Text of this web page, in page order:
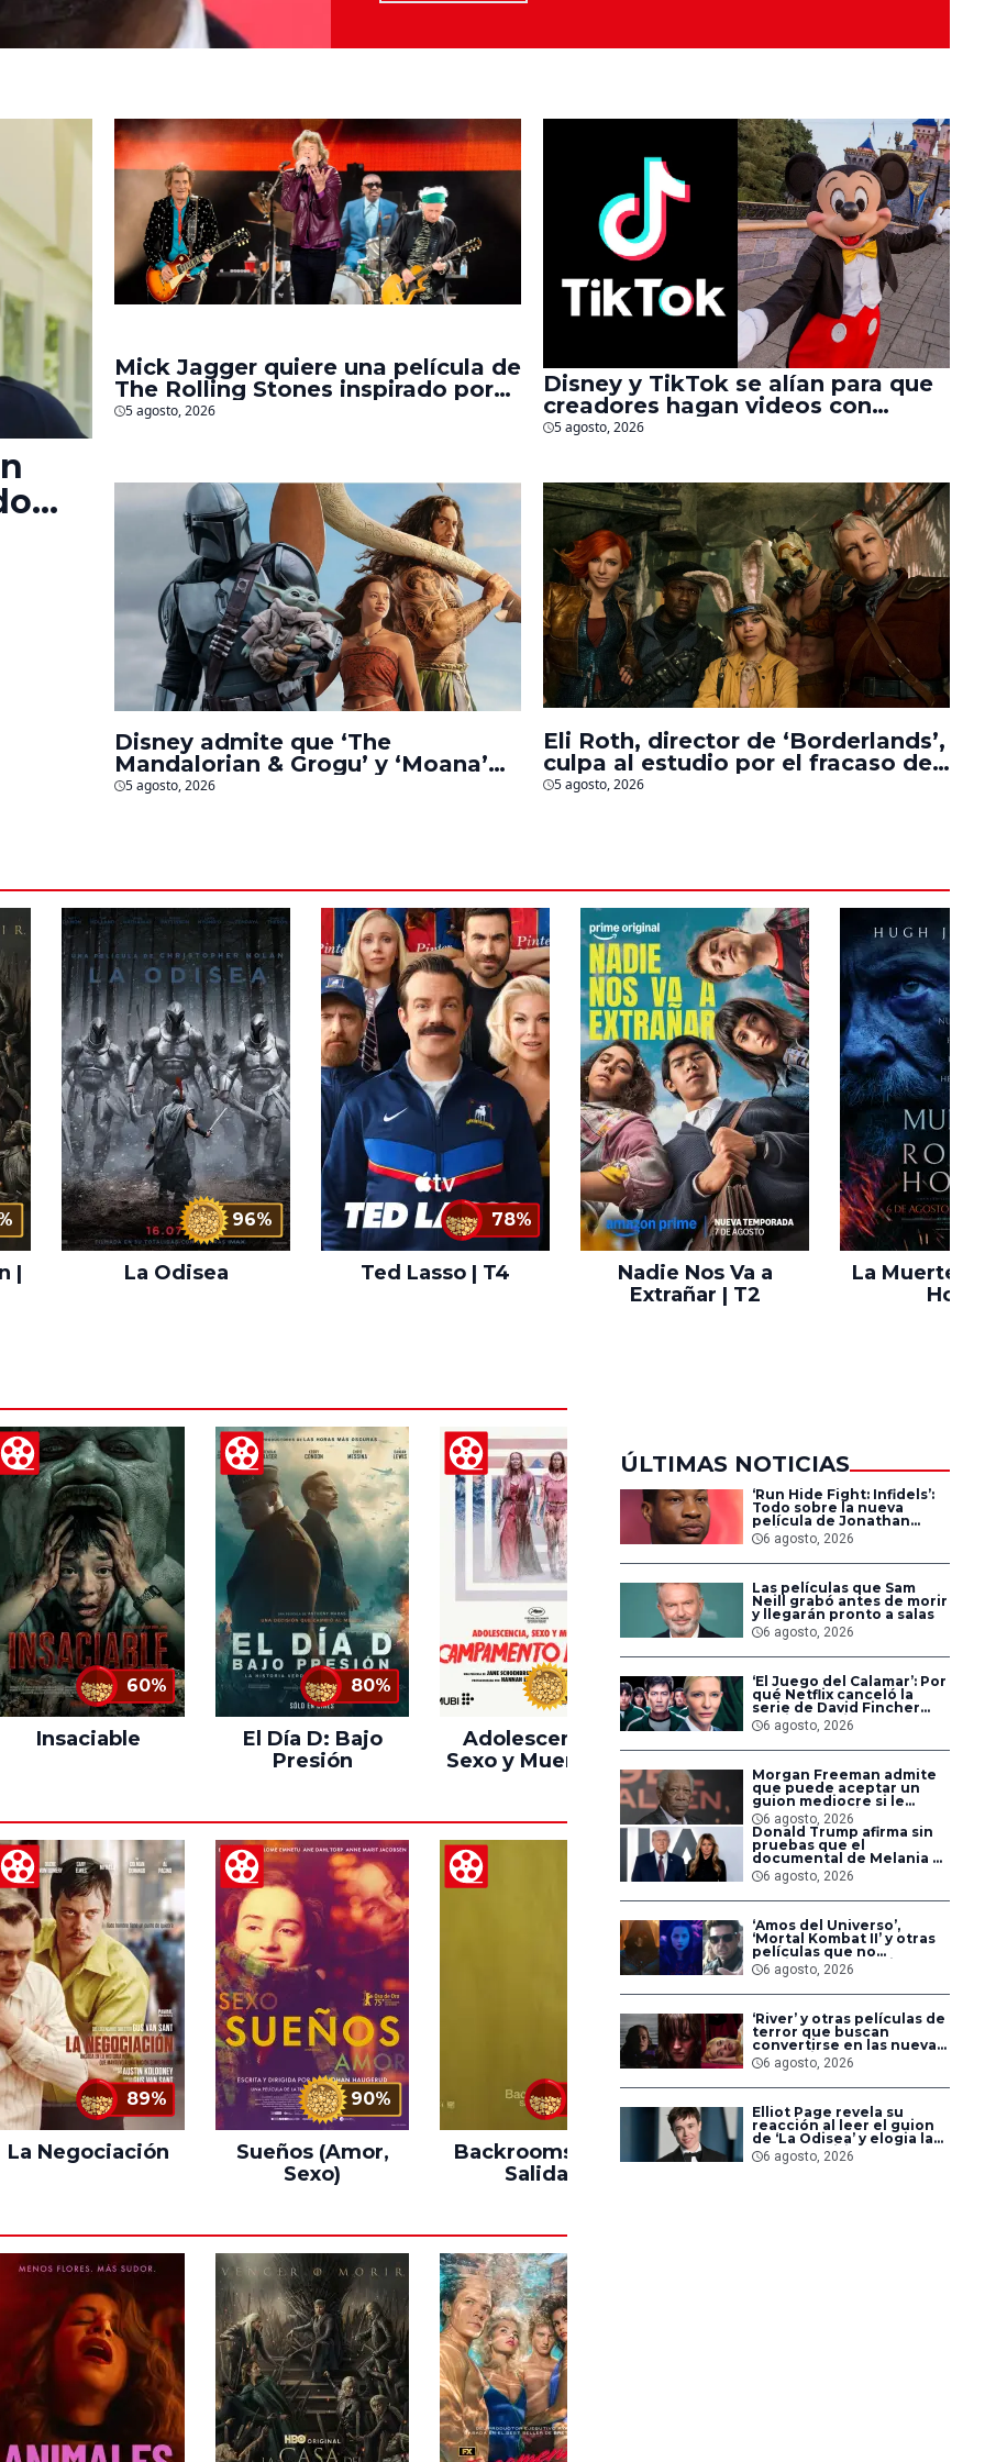
Mick Jagger quiere una película de
The Rolling Stones inspirado por
los biopics de The Beatles
5 agosto, 2026
Disney y TikTok se alían para que
creadores hagan videos con
personajes de Marvel, Pixar y ‘Star
5 agosto, 2026
Disney admite que ‘The
Mandalorian & Grogu’ y ‘Moana’
fueron decepciones en taquilla
5 agosto, 2026
Eli Roth, director de ‘Borderlands’,
culpa al estudio por el fracaso de
la película
5 agosto, 2026
|
96%
La Odisea
78%
Ted Lasso | T4
Nadie Nos Va a
Extrañar | T2
La Muerte
Hood
60%
Insaciable
80%
El Día D: Bajo
Presión
Adolescencia,
Sexo y Muerte en
90%
Pinocchio
89%
La Negociación
90%
Sueños (Amor,
Sexo)
Backrooms: Sin
Salida
Hasta el Fin del
ÚLTIMAS NOTICIAS
‘Run Hide Fight: Infidels’:
Todo sobre la nueva
película de Jonathan
Majors en la que lucha
contra islamistas
radicales
6 agosto, 2026
Las películas que Sam
Neill grabó antes de morir
y llegarán pronto a salas
6 agosto, 2026
‘El Juego del Calamar’: Por
qué Netflix canceló la
serie de David Fincher
que iba a ubicarse en
Estados Unidos
6 agosto, 2026
Morgan Freeman admite
que puede aceptar un
guion mediocre si le
pagan lo suficiente
6 agosto, 2026
Donald Trump afirma sin
pruebas que el
documental de Melania es
‘la película número uno
del año’
6 agosto, 2026
‘Amos del Universo’,
‘Mortal Kombat II’ y otras
películas que no
dominaron la taquilla
pero triunfaron en
streaming
6 agosto, 2026
‘River’ y otras películas de
terror que buscan
convertirse en las nuevas
‘Obsession’ y ‘Backrooms’
6 agosto, 2026
Elliot Page revela su
reacción al leer el guion
de ‘La Odisea’ y elogia la
forma de dirigir de
Christopher Nolan
6 agosto, 2026